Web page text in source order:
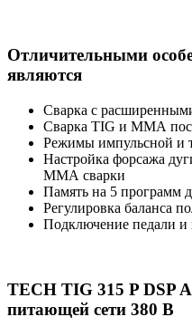
Отличительными
являются
Сварка с
Сварка TIG и ММА
Режимы импульсной и
Настройка форсажа
ММА сварки
Память на 5 программ
Регулировка баланса
Подключение педали и
TECH TIG 315 P DSP
питающей сети 380 В